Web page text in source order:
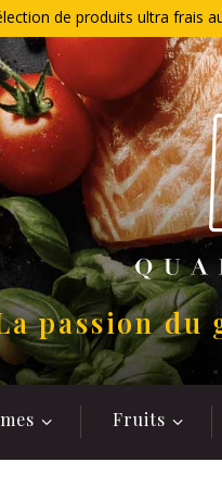
de produits ultra frais
passion du
Fruits